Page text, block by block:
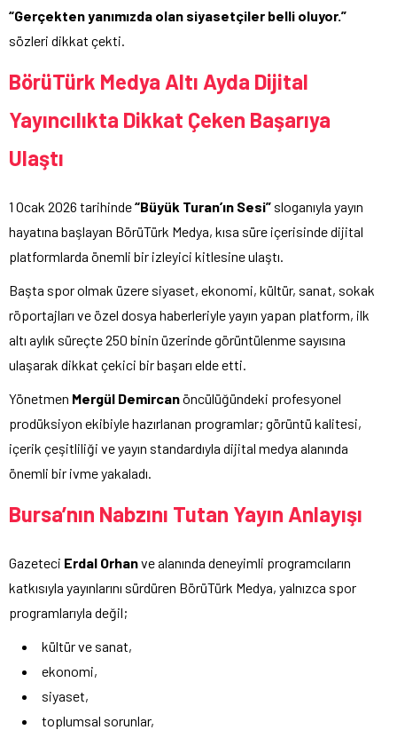
“Gerçekten yanımızda olan siyasetçiler belli oluyor.”
sözleri dikkat çekti.
BörüTürk Medya Altı Ayda Dijital
Yayıncılıkta Dikkat Çeken Başarıya
Ulaştı
1 Ocak 2026 tarihinde“Büyük Turan’ın Sesi” sloganıyla yayın
hayatına başlayan BörüTürk Medya, kısa süre içerisinde dijital
platformlarda önemli bir izleyici kitlesine ulaştı.
Başta spor olmak üzere siyaset, ekonomi, kültür, sanat, sokak
röportajları ve özel dosya haberleriyle yayın yapan platform, ilk
altı aylık süreçte 250 binin üzerinde görüntülenme sayısına
ulaşarak dikkat çekici bir başarı elde etti.
Yönetmen Mergül Demircanöncülüğündeki profesyonel
prodüksiyon ekibiyle hazırlanan programlar; görüntü kalitesi,
içerik çeşitliliği ve yayın standardıyla dijital medya alanında
önemli bir ivme yakaladı.
Bursa’nın Nabzını Tutan Yayın Anlayışı
Gazeteci Erdal Orhanve alanında deneyimli programcıların
katkısıyla yayınlarını sürdüren BörüTürk Medya, yalnızca spor
programlarıyla değil;
kültür ve sanat,
ekonomi,
siyaset,
toplumsal sorunlar,